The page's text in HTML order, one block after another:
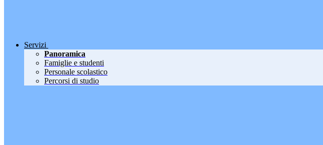
Servizi
Panoramica
Famiglie e studenti
Personale scolastico
Percorsi di studio